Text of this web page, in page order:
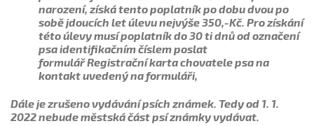
narození, získá tento poplatník po dobu dvou po
sobě jdoucích let úlevu nejvýše 350,-Kč. Pro získání
této úlevy musí poplatník do 30 ti dnů od označení
psa identifikačním číslem poslat
formulář Registrační karta chovatele psa na
kontakt uvedený na formuláři,
Dále je zrušeno vydávání psích známek. Tedy od 1. 1.
2022 nebude městská část psí známky vydávat.